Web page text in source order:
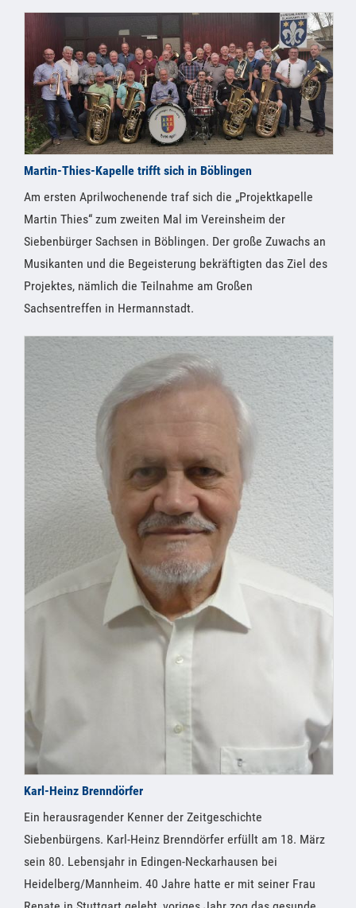
Martin-Thies-Kapelle trifft sich in Böblingen
Am ersten Aprilwochenende traf sich die „Projektkapelle
Martin Thies“ zum zweiten Mal im Vereinsheim der
Siebenbürger Sachsen in Böblingen. Der große Zuwachs an
Musikanten und die Begeisterung bekräftigten das Ziel des
Projektes, nämlich die Teilnahme am Großen
Sachsentreffen in Hermannstadt.
Karl-Heinz Brenndörfer
Ein herausragender Kenner der Zeitgeschichte
Siebenbürgens. Karl-Heinz Brenndörfer erfüllt am 18. März
sein 80. Lebensjahr in Edingen-Neckarhausen bei
Heidelberg/Mannheim. 40 Jahre hatte er mit seiner Frau